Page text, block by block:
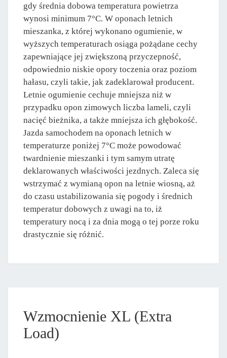
gdy średnia dobowa temperatura powietrza
wynosi minimum 7°C. W oponach letnich
mieszanka, z której wykonano ogumienie, w
wyższych temperaturach osiąga pożądane cechy
zapewniające jej zwiększoną przyczepność,
odpowiednio niskie opory toczenia oraz poziom
hałasu, czyli takie, jak zadeklarował producent.
Letnie ogumienie cechuje mniejsza niż w
przypadku opon zimowych liczba lameli, czyli
nacięć bieżnika, a także mniejsza ich głębokość.
Jazda samochodem na oponach letnich w
temperaturze poniżej 7°C może powodować
twardnienie mieszanki i tym samym utratę
deklarowanych właściwości jezdnych. Zaleca się
wstrzymać z wymianą opon na letnie wiosną, aż
do czasu ustabilizowania się pogody i średnich
temperatur dobowych z uwagi na to, iż
temperatury nocą i za dnia mogą o tej porze roku
drastycznie się różnić.
Wzmocnienie XL (Extra
Load)